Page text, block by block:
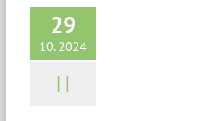
29
10. 2024
Vše o protilátkách proti
Aktuality